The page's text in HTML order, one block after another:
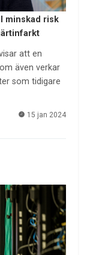
minskad risk
att en
även verkar
som tidigare
15 jan 2024